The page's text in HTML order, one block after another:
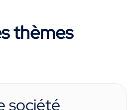
thèmes
société